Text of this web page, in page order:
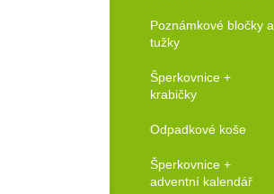
Objednat!
Poznámkové bločky a
tužky
Šperkovnice +
krabičky
Odpadkové koše
Šperkovnice +
adventní kalendář